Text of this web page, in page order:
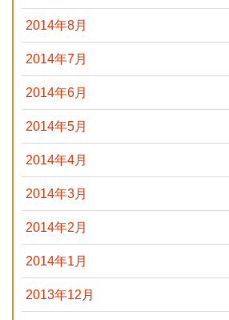
2014年8月
2014年7月
2014年6月
2014年5月
2014年4月
2014年3月
2014年2月
2014年1月
2013年12月